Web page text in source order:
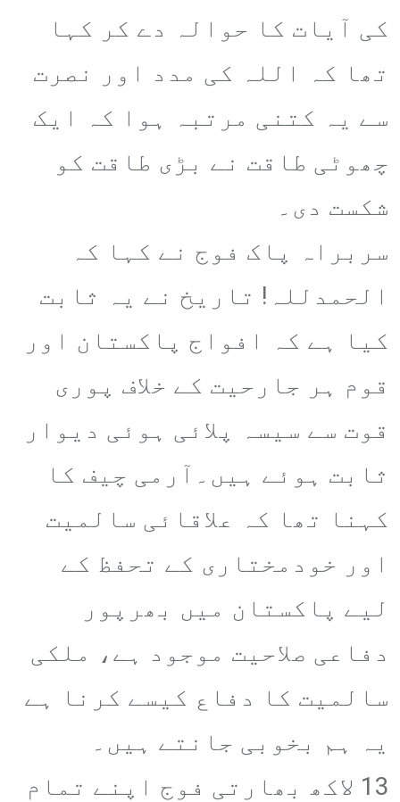
کی آیات کا حوالہ دے کر کہا
تھا کہ اللہ کی مدد اور نصرت
سے یہ کتنی مرتبہ ہوا کہ ایک
چھوٹی طاقت نے بڑی طاقت کو
شکست دی۔
سربراہ پاک فوج نے کہا کہ
الحمدللہ! تاریخ نے یہ ثابت
کیا ہے کہ افواج پاکستان اور
قوم ہر جارحیت کے خلاف پوری
قوت سے سیسہ پلائی ہوئی دیوار
ثابت ہوئے ہیں۔آرمی چیف کا
کہنا تھا کہ علاقائی سالمیت
اور خودمختاری کے تحفظ کے
لیے پاکستان میں بھرپور
دفاعی صلاحیت موجود ہے، ملکی
سالمیت کا دفاع کیسے کرنا ہے
یہ ہم بخوبی جانتے ہیں۔
13 لاکھ بھارتی فوج اپنے تمام